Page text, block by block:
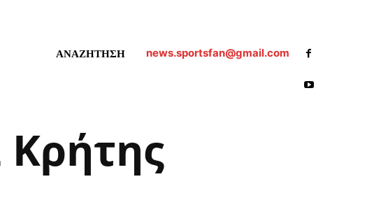
ΑΝΑΖΗΤΗΣΗ news.sportsfan@gmail.com
Κρήτης